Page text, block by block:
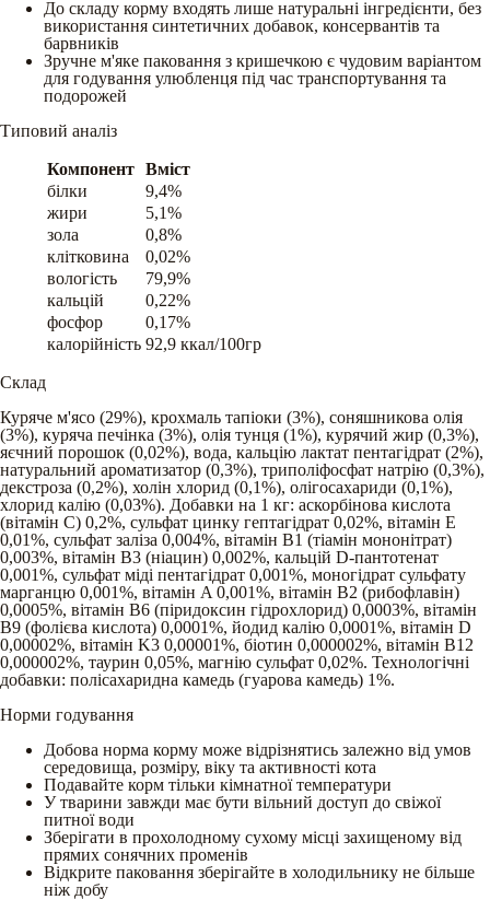
До складу корму входять лише натуральні інгредієнти, без
використання синтетичних добавок, консервантів та
барвників
Зручне м'яке паковання з кришечкою є чудовим варіантом
для годування улюбленця під час транспортування та
подорожей
Типовий аналіз
Компонент Вміст
білки
9,4%
жири
5,1%
зола
0,8%
клітковина
0,02%
вологість
79,9%
кальцій
0,22%
фосфор
0,17%
калорійність 92,9 ккал/100гр
Склад
Куряче м'ясо (29%), крохмаль тапіоки (3%), соняшникова олія
(3%), куряча печінка (3%), олія тунця (1%), курячий жир (0,3%),
яєчний порошок (0,02%), вода, кальцію лактат пентагідрат (2%),
натуральний ароматизатор (0,3%), триполіфосфат натрію (0,3%),
декстроза (0,2%), холін хлорид (0,1%), олігосахариди (0,1%),
хлорид калію (0,03%). Добавки на 1 кг: аскорбінова кислота
(вітамін C) 0,2%, сульфат цинку гептагідрат 0,02%, вітамін E
0,01%, сульфат заліза 0,004%, вітамін B1 (тіамін мононітрат)
0,003%, вітамін B3 (ніацин) 0,002%, кальцій D-пантотенат
0,001%, сульфат міді пентагідрат 0,001%, моногідрат сульфату
марганцю 0,001%, вітамін A 0,001%, вітамін B2 (рибофлавін)
0,0005%, вітамін B6 (піридоксин гідрохлорид) 0,0003%, вітамін
B9 (фолієва кислота) 0,0001%, йодид калію 0,0001%, вітамін D
0,00002%, вітамін K3 0,00001%, біотин 0,000002%, вітамін B12
0,000002%, таурин 0,05%, магнію сульфат 0,02%. Технологічні
добавки: полісахаридна камедь (гуарова камедь) 1%.
Норми годування
Добова норма корму може відрізнятись залежно від умов
середовища, розміру, віку та активності кота
Подавайте корм тільки кімнатної температури
У тварини завжди має бути вільний доступ до свіжої
питної води
Зберігати в прохолодному сухому місці захищеному від
прямих сонячних променів
Відкрите паковання зберігайте в холодильнику не більше
ніж добу